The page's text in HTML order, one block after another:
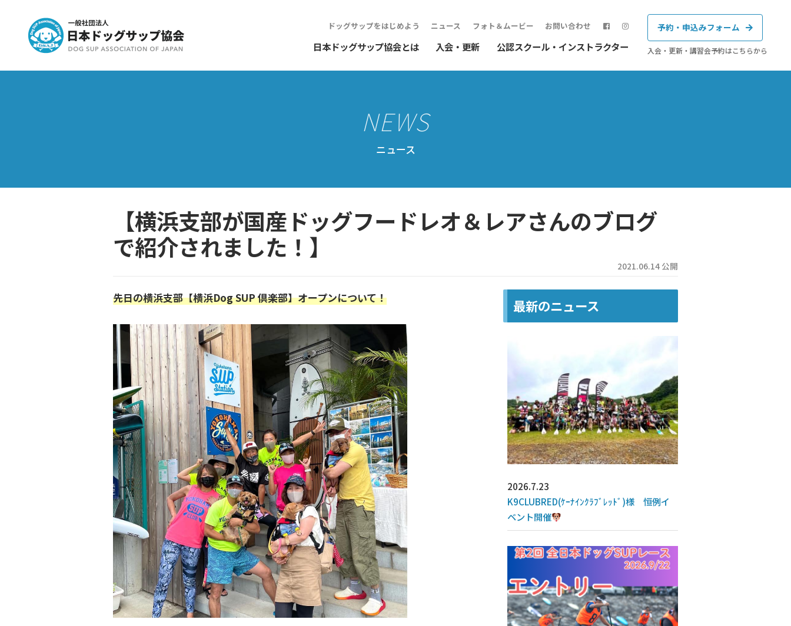
日本ドッグサップ協会とは 入会・更新 公認スクール・インストラクター
ドッグサップをはじめよう ニュース フォト＆ムービー お問い合わせ 予約・申込みフォーム
入会・更新・講習会予約はこちらから
ニュース
【横浜支部が国産ドッグフードレオ＆レアさんのブログ
で紹介されました！】
2021.06.14 公開
先日の横浜支部【横浜Dog SUP 倶楽部】オープンについて！ 最新のニュース
2026.7.23
K9CLUBRED(ｹｰﾅｲﾝｸﾗﾌﾞﾚｯﾄﾞ)様 恒例イ
ベント開催